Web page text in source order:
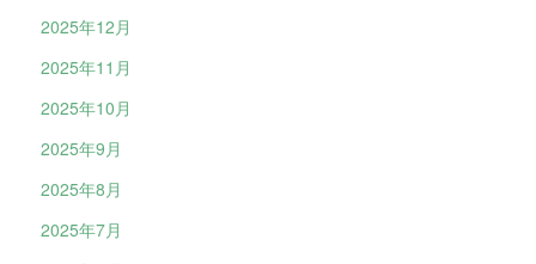
2025年12月
2025年11月
2025年10月
2025年9月
2025年8月
2025年7月